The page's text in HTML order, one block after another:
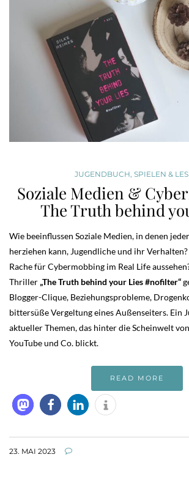
JUGENDBUCH SPIELEN &
Soziale Medien &
The Truth behind
Wie beeinflussen Soziale Medien, in denen
herziehen kann, Jugendliche und ihr
Rache für Cybermobbing im Real Life
Thriller „The Truth behind your Lies #nofilter“
Blogger-Clique, Beziehungsprobleme,
bittersüße Vergeltung eines Außenseiters. Ein
aktueller Themen, das hinter die Scheinwelt
YouTube und Co. blickt.
READ MORE
23. MAI 2023